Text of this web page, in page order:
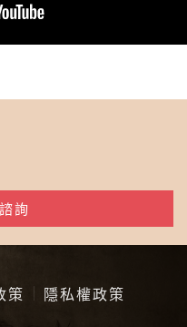
詢
策 隱私權政策